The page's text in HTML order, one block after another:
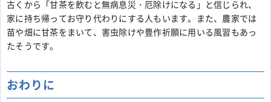
古くから「甘茶を飲むと無病息災・厄除けになる」と信じられ、
家に持ち帰ってお守り代わりにする人もいます。また、農家では
苗や畑に甘茶をまいて、害虫除けや豊作祈願に用いる風習もあっ
たそうです。
おわりに